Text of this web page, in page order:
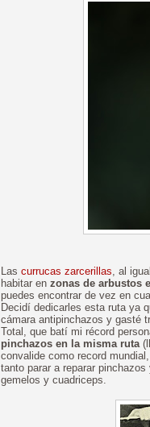
Las currucas zarcerillas, al
habitar en zonas de arbustos
puedes encontrar de vez en
Decidí dedicarles esta ruta ya
cámara antipinchazos y gasté
Total, que batí mi récord
pinchazos en la misma ruta
convalide como record
tanto parar a reparar
gemelos y cuadriceps.